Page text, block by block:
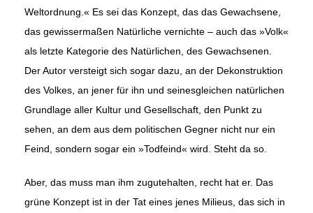
Weltordnung.« Es sei das Konzept, das das Gewachsene,
das gewissermaßen Natürliche ver­nichte – auch das »Volk«
als letzte Kategorie des Natürlichen, des Gewachsenen.
Der Autor versteigt sich sogar dazu, an der Dekonstruktion
des Volkes, an jener für ihn und seinesgleichen natürlichen
Grundlage aller Kultur und Gesellschaft, den Punkt zu
sehen, an dem aus dem po­litischen Gegner nicht nur ein
Feind, sondern sogar ein »Todfeind« wird. Steht da so.
Aber, das muss man ihm zugutehalten, recht hat er. Das
grüne Konzept ist in der Tat eines jenes Milieus, das sich in